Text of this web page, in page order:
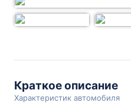
Краткое описание
Характеристик автомобиля